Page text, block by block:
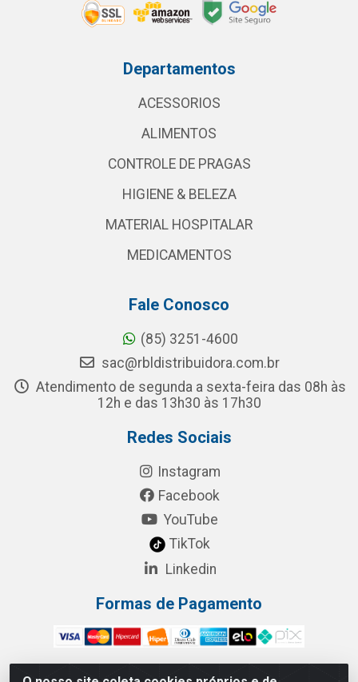
Departamentos
ACESSORIOS
ALIMENTOS
CONTROLE DE PRAGAS
HIGIENE & BELEZA
MATERIAL HOSPITALAR
MEDICAMENTOS
Fale Conosco
(85) 3251-4600
sac@rbldistribuidora.com.br
Atendimento de segunda a sexta-feira das 08h às
12h e das 13h30 às 17h30
Redes Sociais
Instagram
Facebook
YouTube
TikTok
Linkedin
Formas de Pagamento